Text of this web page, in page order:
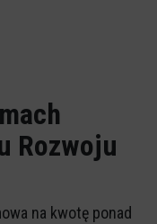
Rozwoju
na kwotę ponad